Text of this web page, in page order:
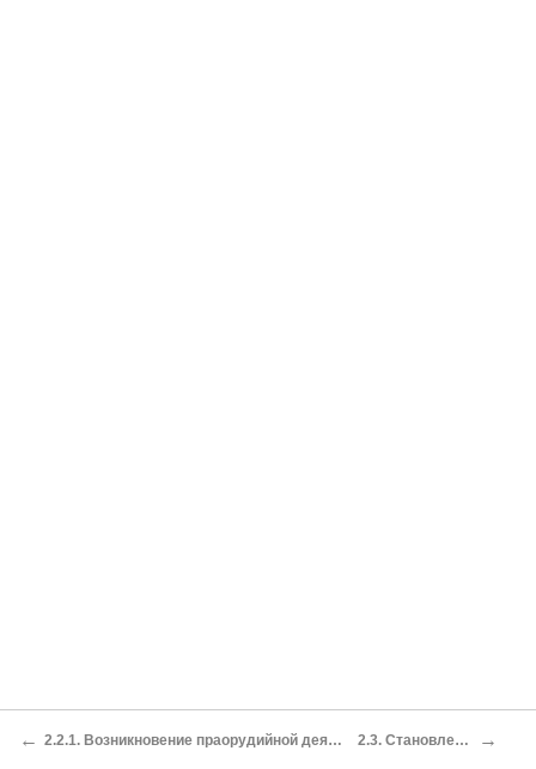
← 2.2.1. Возникновение праорудийной деятельности и ранних предлюдей. 2.3. Становление общества →